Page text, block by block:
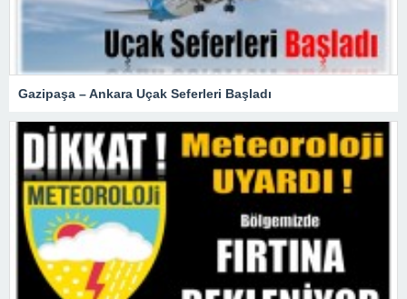
Gazipaşa – Ankara Uçak Seferleri Başladı